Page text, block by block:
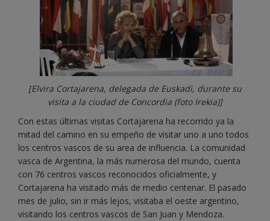
[Elvira Cortajarena, delegada de Euskadi, durante su
visita a la ciudad de Concordia (foto Irekia)]
Con estas últimas visitas Cortajarena ha recorrido ya la
mitad del camino en su empeño de visitar uno a uno todos
los centros vascos de su area de influencia. La comunidad
vasca de Argentina, la más numerosa del mundo, cuenta
con 76 centros vascos reconocidos oficialmente, y
Cortajarena ha visitado más de medio centenar. El pasado
mes de julio, sin ir más lejos, visitaba el oeste argentino,
visitando los centros vascos de San Juan y Mendoza.